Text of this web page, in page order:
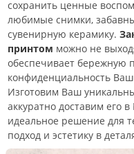
сохранить ценные
любимые снимки,
сувенирную керамику.
принтом можно не
обеспечивает бережную
конфиденциальность
Изготовим Ваш
аккуратно доставим его
идеальное решение для
подход и эстетику в